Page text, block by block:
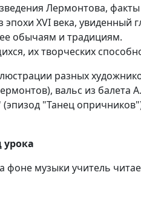
Лермонтова,
эпохи XVI века, увиденный
обычаям и традициям.
их творческих
разных
вальс из балета
"Танец
урока
фоне музыки учитель